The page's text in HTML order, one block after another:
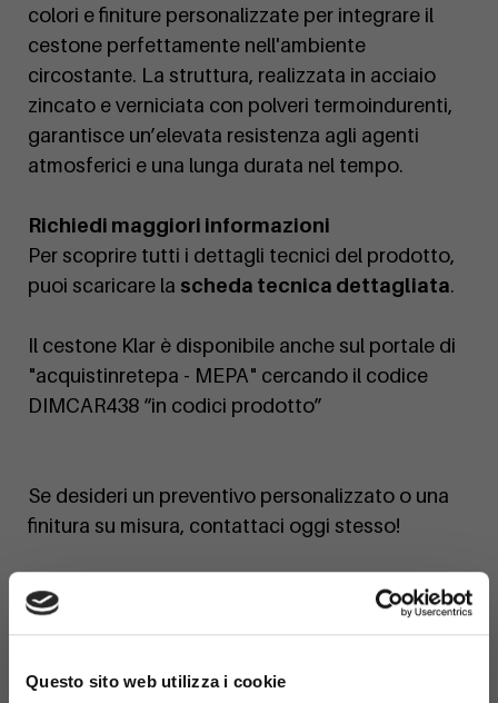
Questo sito web utilizza i cookie
colori e finiture personalizzate per integrare il
cestone perfettamente nell'ambiente
circostante. La struttura, realizzata in acciaio
zincato e verniciata con polveri termoindurenti,
garantisce un’elevata resistenza agli agenti
atmosferici e una lunga durata nel tempo.
Richiedi maggiori informazioni
Per scoprire tutti i dettagli tecnici del prodotto,
puoi scaricare la scheda tecnica dettagliata.
Il cestone Klar è disponibile anche sul portale di
"acquistinretepa - MEPA" cercando il codice
DIMCAR438 “in codici prodotto”
Se desideri un preventivo personalizzato o una
finitura su misura, contattaci oggi stesso!